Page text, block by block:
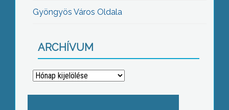
Gyöngyös Város Oldala
ARCHÍVUM
Archívum